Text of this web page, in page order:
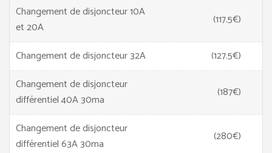
Changement de disjoncteur 10A
et 20A
(117.5€)
Changement de disjoncteur 32A
(127.5€)
Changement de disjoncteur
différentiel 40A 30ma
(187€)
Changement de disjoncteur
différentiel 63A 30ma
(280€)